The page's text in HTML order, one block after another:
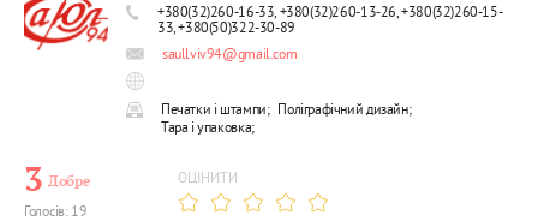
+380(32)260-16-33, +380(32)260-13-26, +380(32)260-15-
33, +380(50)322-30-89
saullviv94@gmail.com
Печатки і штампи; Поліграфічний дизайн;
Тара і упаковка;
3 Добре
Голосів: 19
ОЦІНИТИ